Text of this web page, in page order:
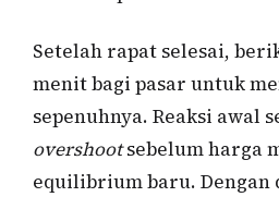
Setelah rapat selesai,
menit bagi pasar untuk
sepenuhnya. Reaksi awal
overshootsebelum harga
equilibrium baru. Dengan